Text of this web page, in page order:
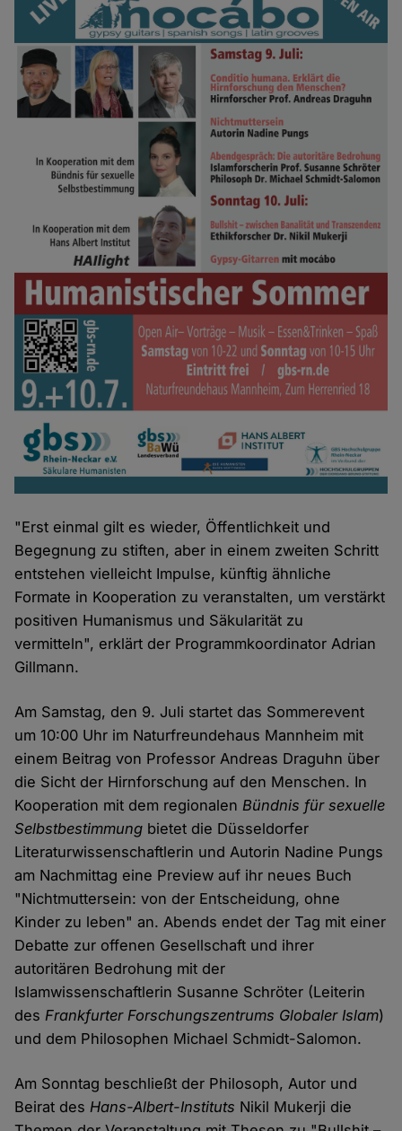
"Erst einmal gilt es wieder, Öffentlichkeit und
Begegnung zu stiften, aber in einem zweiten Schritt
entstehen vielleicht Impulse, künftig ähnliche
Formate in Kooperation zu veranstalten, um verstärkt
positiven Humanismus und Säkularität zu
vermitteln", erklärt der Programmkoordinator Adrian
Gillmann.
Am Samstag, den 9. Juli startet das Sommerevent
um 10:00 Uhr im Naturfreundehaus Mannheim mit
einem Beitrag von Professor Andreas Draguhn über
die Sicht der Hirnforschung auf den Menschen. In
Kooperation mit dem regionalenBündnis für sexuelle
Selbstbestimmung bietet die Düsseldorfer
Literaturwissenschaftlerin und Autorin Nadine Pungs
am Nachmittag eine Preview auf ihr neues Buch
"Nichtmuttersein: von der Entscheidung, ohne
Kinder zu leben" an. Abends endet der Tag mit einer
Debatte zur offenen Gesellschaft und ihrer
autoritären Bedrohung mit der
Islamwissenschaftlerin Susanne Schröter (Leiterin
desFrankfurter Forschungszentrums Globaler Islam)
und dem Philosophen Michael Schmidt-Salomon.
Am Sonntag beschließt der Philosoph, Autor und
Beirat desHans-Albert-Instituts Nikil Mukerji die